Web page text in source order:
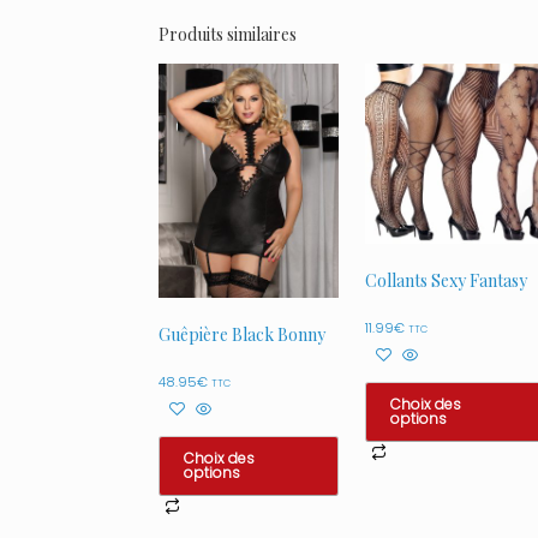
Produits similaires
Guêpière Black Bonny
48.95€ TTC
Choix des
options
Collants Sexy Fantasy
11.99€ TTC
Choix des
options